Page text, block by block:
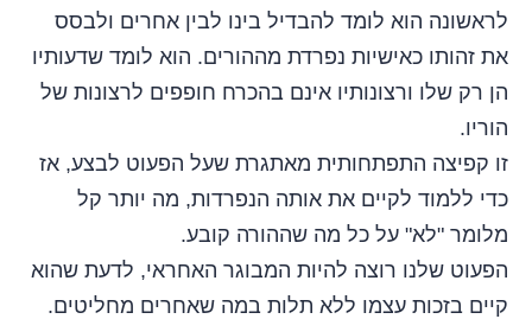
לראשונה הוא לומד להבדיל בינו לבין אחרים ולבסס
את זהותו כאישיות נפרדת מההורים. הוא לומד שדעותיו
הן רק שלו ורצונותיו אינם בהכרח חופפים לרצונות של
הוריו.
זו קפיצה התפתחותית מאתגרת שעל הפעוט לבצע, אז
כדי ללמוד לקיים את אותה הנפרדות, מה יותר קל
מלומר "לא" על כל מה שההורה קובע.
הפעוט שלנו רוצה להיות המבוגר האחראי, לדעת שהוא
קיים בזכות עצמו ללא תלות במה שאחרים מחליטים.